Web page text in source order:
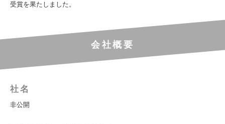
受賞を果たしました。
会社概要
社名
非公開